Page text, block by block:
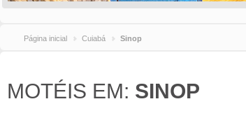
Página inicial Cuiabá Sinop
MOTÉIS EM: SINOP